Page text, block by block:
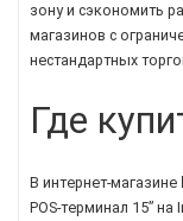
зону и сэкономить
магазинов с
нестандартных
Где
В интернет-магазине
POS-терминал 15”